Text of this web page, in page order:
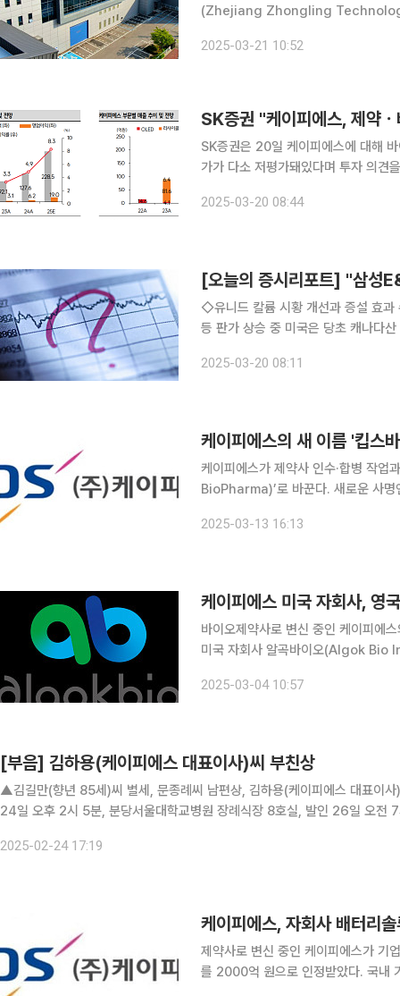
(Zhejiang Zhongling Technology
장비를 납품하는 것이다. 계약 기간
2025-03-21 10:52
SK증권 "케이피에스, 제약
SK증권은 20일 케이피에스에 대해
가가 다소 저평가돼있다며 투자 의견을 '
회사로의 5년에 걸친 변화를 완료했
2025-03-20 08:44
[오늘의 증시리포트] "삼성
◇유니드 칼륨 시황 개선과 증설 효과
등 판가 상승 중 미국은 당초 캐나다
주 기대치를 높일 때 컨센서스 하회
2025-03-20 08:11
케이피에스의 새 이름 '킵스
케이피에스가 제약사 인수·합병 작업
BioPharma)’로 바꾼다. 새로운 사명
를 밝혔다. 13일 케이피에스는
2025-03-13 16:13
바이오제약사로 변신 중인 케이피에스의
미국 자회사 알곡바이오(Algok
Ribose Polymeras
2025-03-04 10:57
[부음] 김하용(케이피에스 대표이사)씨 부친상
▲김길만(향년 85세)씨 별세, 문종례씨 남편상, 김하용(케이피에스 대표이
24일 오후 2시 5분, 분당서울대학교병원 장례식장 8호실, 발인 26일 오
2025-02-24 17:19
케이피에스, 자회사 배터리
제약사로 변신 중인 케이피에스가 기
를 2000억 원으로 인정받았다. 국내